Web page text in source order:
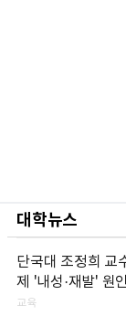
대학뉴스
단국대 조정희 교
제 '내성·재발' 원
교육